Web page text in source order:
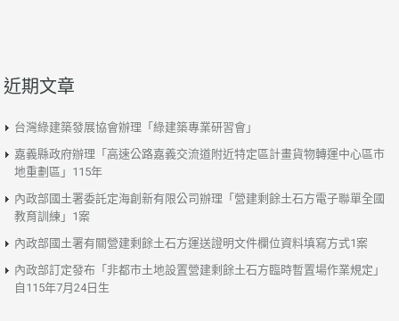
近期文章
台灣綠建築發展協會辦理「綠建築專業研習會」
嘉義縣政府辦理「高速公路嘉義交流道附近特定區計畫貨物轉運中心區市
地重劃區」115年
內政部國土署委託定海創新有限公司辦理「營建剩餘土石方電子聯單全國
教育訓練」1案
內政部國土署有關營建剩餘土石方運送證明文件欄位資料填寫方式1案
內政部訂定發布「非都市土地設置營建剩餘土石方臨時暫置場作業規定」
自115年7月24日生